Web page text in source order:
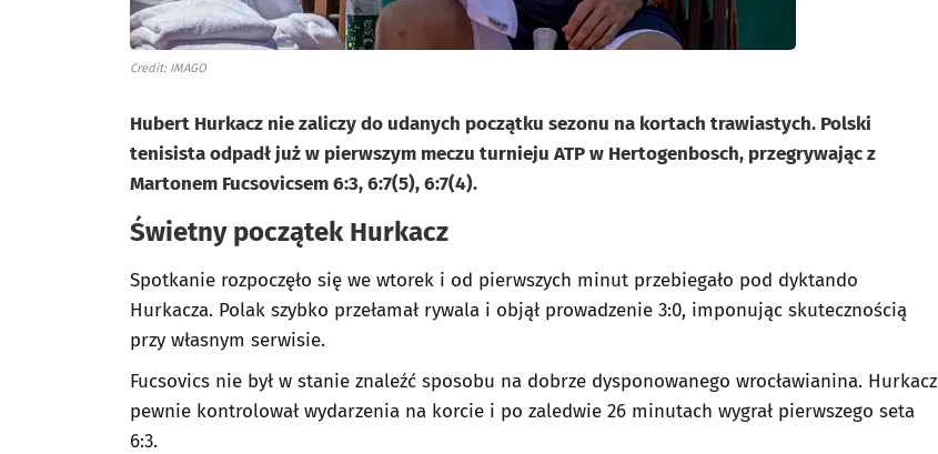
Credit: IMAGO
Hubert Hurkacz nie zaliczy do udanych początku sezonu na kortach trawiastych. Polski
tenisista odpadł już w pierwszym meczu turnieju ATP w Hertogenbosch, przegrywając z
Martonem Fucsovicsem 6:3, 6:7(5), 6:7(4).
Świetny początek Hurkacz
Spotkanie rozpoczęło się we wtorek i od pierwszych minut przebiegało pod dyktando
Hurkacza. Polak szybko przełamał rywala i objął prowadzenie 3:0, imponując skutecznością
przy własnym serwisie.
Fucsovics nie był w stanie znaleźć sposobu na dobrze dysponowanego wrocławianina. Hurkacz
pewnie kontrolował wydarzenia na korcie i po zaledwie 26 minutach wygrał pierwszego seta
6:3.